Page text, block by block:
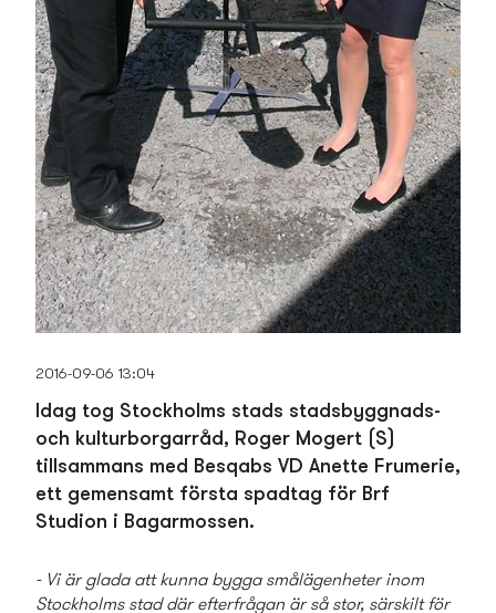
2016-09-06 13:04
Idag tog Stockholms stads stadsbyggnads-
och kulturborgarråd, Roger Mogert (S)
tillsamman­s med Besqabs VD Anette Frumerie,
ett gemensamt första spadtag för Brf
Studion i Bagarmossen.
- Vi är glada att kunna bygga smålägenheter inom
Stockholms stad där efterfrågan är så stor, särskilt för